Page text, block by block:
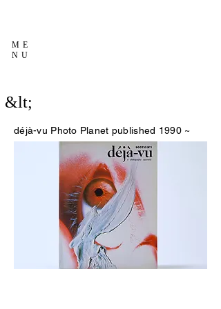
ME
NU
&lt;
déjà-vu Photo Planet published 1990 ~